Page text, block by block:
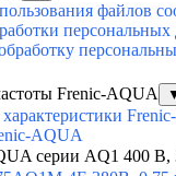
файлов
Frenic-AQUA
AQUA
серии AQ1 400 В,